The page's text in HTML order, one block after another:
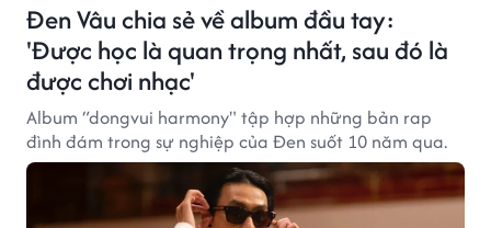
Đen Vâu chia sẻ về album đầu tay:
'Được học là quan trọng nhất, sau đó là
được chơi nhạc'
Album “dongvui harmony" tập hợp những bản rap
đình đám trong sự nghiệp của Đen suốt 10 năm qua.